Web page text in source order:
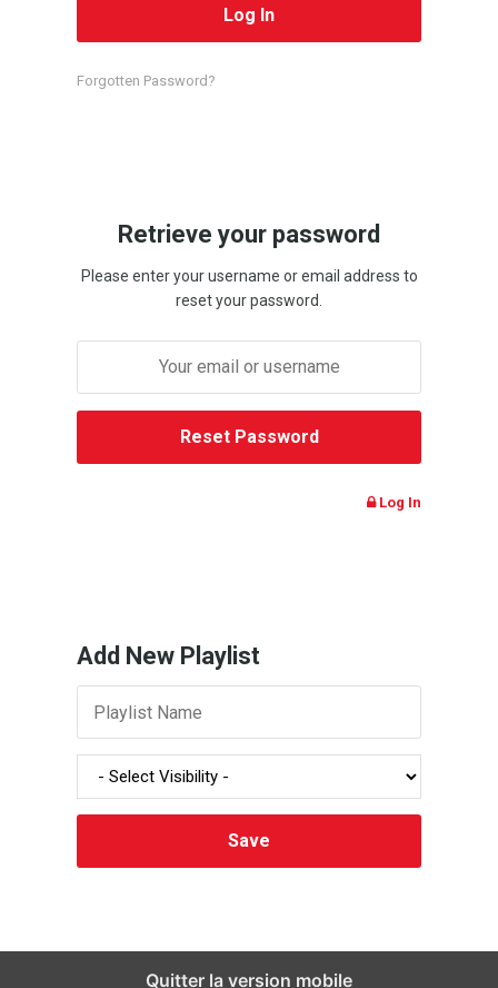
Forgotten Password?
Retrieve your password
Please enter your username or email address to
reset your password.
Log In
Add New Playlist
Quitter la version mobile